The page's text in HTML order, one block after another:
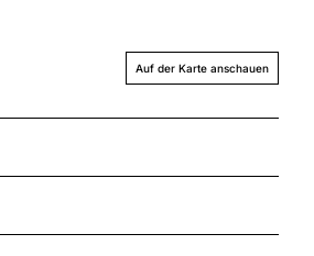
Auf der Karte anschauen